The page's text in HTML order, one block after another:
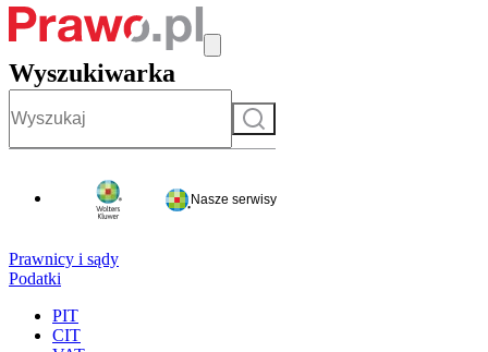
Wyszukiwarka
Szukaj
Nasze serwisy
Prawnicy i sądy
Podatki
PIT
CIT